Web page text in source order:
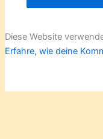
Diese Website
Erfahre, wie deine